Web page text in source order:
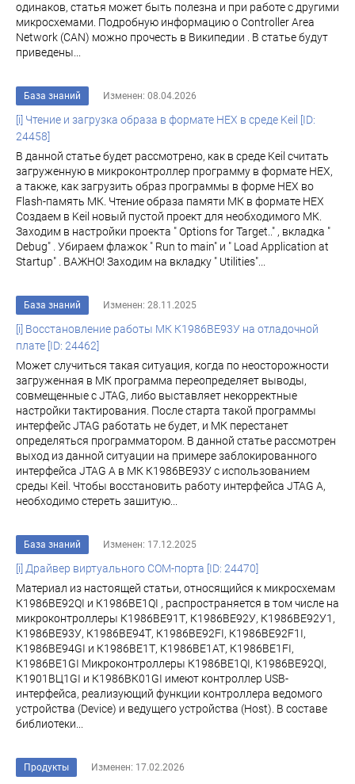
одинаков, статья может быть полезна и при работе с другими
микросхемами. Подробную информацию о Controller Area
Network (CAN) можно прочесть в Википедии . В статье будут
приведены...
База знаний Изменен: 08.04.2026
[i] Чтение и загрузка образа в формате HEX в среде Keil [ID:
24458]
В данной статье будет рассмотрено, как в среде Keil считать
загруженную в микроконтроллер программу в формате HEX,
а также, как загрузить образ программы в форме HEX во
Flash-память МК. Чтение образа памяти МК в формате HEX
Создаем в Keil новый пустой проект для необходимого МК.
Заходим в настройки проекта " Options for Target.." , вкладка "
Debug" . Убираем флажок " Run to main" и " Load Application at
Startup" . ВАЖНО! Заходим на вкладку " Utilities"...
База знаний Изменен: 28.11.2025
[i] Восстановление работы МК К1986ВЕ93У на отладочной
плате [ID: 24462]
Может случиться такая ситуация, когда по неосторожности
загруженная в МК программа переопределяет выводы,
совмещенные с JTAG, либо выставляет некорректные
настройки тактирования. После старта такой программы
интерфейс JTAG работать не будет, и МК перестанет
определяться программатором. В данной статье рассмотрен
выход из данной ситуации на примере заблокированного
интерфейса JTAG A в МК К1986BE93У с использованием
среды Keil. Чтобы восстановить работу интерфейса JTAG A,
необходимо стереть зашитую...
База знаний Изменен: 17.12.2025
[i] Драйвер виртуального COM-порта [ID: 24470]
Материал из настоящей статьи, относящийся к микросхемам
К1986ВЕ92QI и К1986ВЕ1QI , распространяется в том числе на
микроконтроллеры К1986ВЕ91Т, К1986ВЕ92У, К1986ВЕ92У1,
К1986ВЕ93У, К1986ВЕ94Т, К1986ВЕ92FI, К1986ВЕ92F1I,
К1986ВЕ94GI и К1986ВЕ1Т, К1986ВЕ1АТ, К1986ВЕ1FI,
К1986ВЕ1GI Микроконтроллеры К1986ВЕ1QI, К1986ВЕ92QI,
К1901ВЦ1GI и К1986ВК01GI имеют контроллер USB-
интерфейса, реализующий функции контроллера ведомого
устройства (Device) и ведущего устройства (Host). В составе
библиотеки...
Продукты Изменен: 17.02.2026